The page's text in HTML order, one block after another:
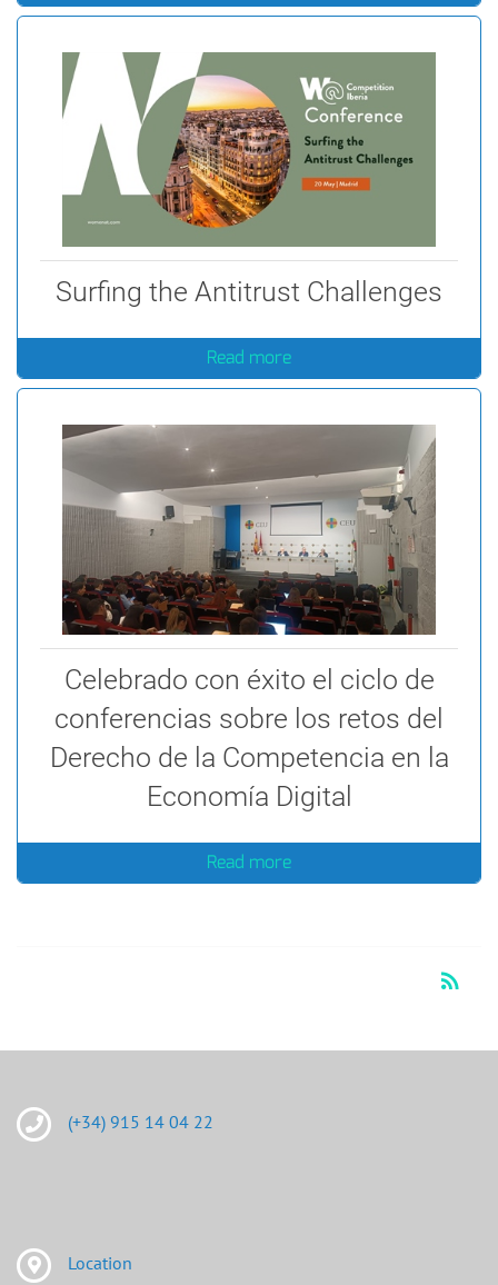
Surfing the Antitrust Challenges
Read more
Celebrado con éxito el ciclo de
conferencias sobre los retos del
Derecho de la Competencia en la
Economía Digital
Read more
rss_feed
(+34) 915 14 04 22
Location